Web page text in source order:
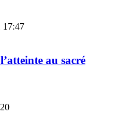
17:47
au sacré